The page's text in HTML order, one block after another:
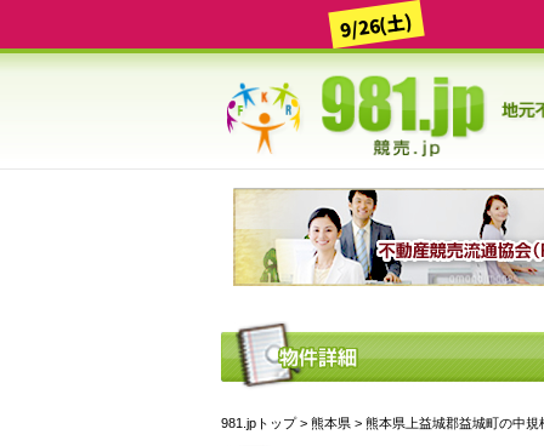
9/26(土)
981.jpトップ> 熊本県 > 熊本県上益城郡益城町の中